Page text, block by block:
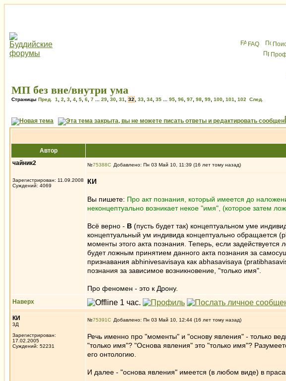
FAQ
МП без вне/внутри ума
Страницы Пред. 1 2 3 4 5 6 7 29 30 31 32 33 34 35 95 96 97 98 99 100 101 102 След.
Автор
чайник2
Зарегистрирован: 11.09.2008
Суждений: 4069
№75388 Добавлено: Пн 03 Май 10, 11:39 (16 лет тому назад)
КИ
Вы пишете: Про акт познания, который имеется до
неконцептуально возникает некое "имя", (которое затем
Всё верно - В (пусть будет так) концептуальном уме
концептуальный ум индивида концептуально обращается
моменты этого акта познания. Теперь, если
будет ложным принятием данного акта познания за
признавания abhinivesavisaya как abhasavisaya
познания за зависимое возникновение, "только имя".
Про феномен - это к Дрону.
Наверх
КИ
3Д
Зарегистрирован:
17.02.2005
Суждений: 52231
№75391 Добавлено: Пн 03 Май 10, 12:44 (16 лет тому назад)
Речь именно про "моменты" и "основу явления" - только
"только имя"? "Основа явления" это "только имя"?
его онтологию.
И далее - "основа явления" имеется (в любом виде) в